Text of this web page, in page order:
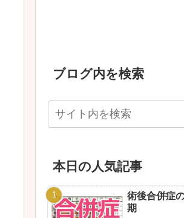
ブログ内を検索
本日の人気記事
術後合併症
期